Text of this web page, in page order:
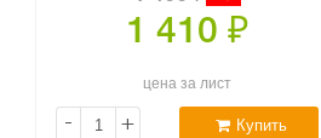
1 410 ₽
цена за лист
- + Купить